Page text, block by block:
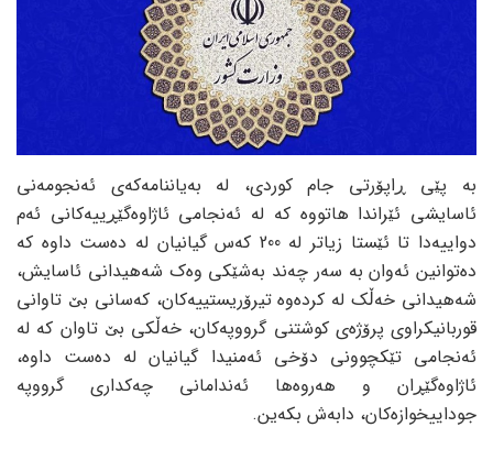
بە پێی ڕاپۆرتی جام کوردی، لە بەیاننامەکەی ئەنجومەنی
ئاسایشی ئێراندا هاتووە کە لە ئەنجامی ئاژاوەگێڕییەکانی ئەم
دواییەدا تا ئێستا زیاتر لە 200 کەس گیانیان لە دەست داوە کە
دەتوانین ئەوان بە سەر چەند بەشێکی وەک شەهیدانی ئاسایش،
شەهیدانی خەڵک لە کردەوە تیرۆریستییەکان، کەسانی بێ تاوانی
قوربانیکراوی پرۆژەی کوشتنی گرووپەکان، خەڵکی بێ تاوان کە لە
ئەنجامی تێکچوونی دۆخی ئەمنیدا گیانیان لە دەست داوە،
ئاژاوەگێڕان و هەروەها ئەندامانی چەکداری گرووپە
جوداییخوازەکان، دابەش بکەین.